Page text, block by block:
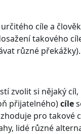
cíle a
takového
různé překážky).
zvolit si nějaký cíl,
přijatelného)cíle
pro takové
lidé různé